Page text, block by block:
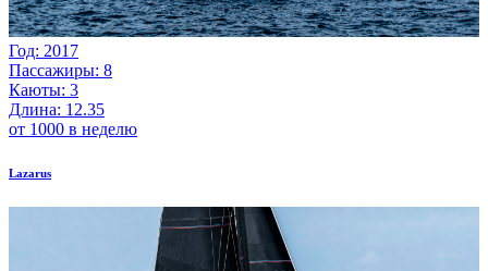
Год: 2017
Пассажиры: 8
Каюты: 3
Длина: 12.35
от 1000 в неделю
Lazarus